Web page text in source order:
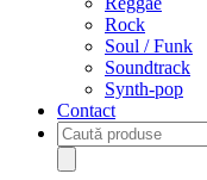
Rock
Soul / Funk
Soundtrack
Synth-pop
Contact
Products
search